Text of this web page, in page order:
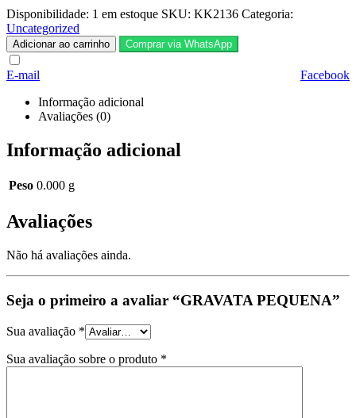
Disponibilidade: 1 em estoque SKU: KK2136 Categoria:
Uncategorized
Adicionar ao carrinho Comprar via WhatsApp
Facebook
E-mail
Informação adicional
Avaliações (0)
Informação adicional
Peso 0.000 g
Avaliações
Não há avaliações ainda.
Seja o primeiro a avaliar “GRAVATA PEQUENA”
Sua avaliação *
Sua avaliação sobre o produto *